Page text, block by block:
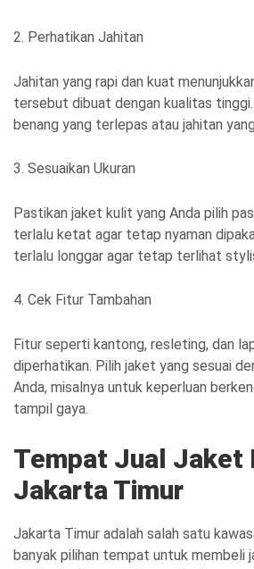
2. Perhatikan Jahitan
Jahitan yang rapi dan kuat
tersebut dibuat dengan kualitas
benang yang terlepas atau jahitan
3. Sesuaikan Ukuran
Pastikan jaket kulit yang Anda pilih
terlalu ketat agar tetap nyaman
terlalu longgar agar tetap terlihat
4. Cek Fitur Tambahan
Fitur seperti kantong, resleting, dan
diperhatikan. Pilih jaket yang sesuai
Anda, misalnya untuk keperluan
tampil gaya.
Tempat Jual Jaket
Jakarta Timur
Jakarta Timur adalah salah satu
banyak pilihan tempat untuk membeli